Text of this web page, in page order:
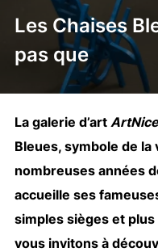
Les Chaises
pas que
La galerie d’art
Bleues, symbole de la
nombreuses années
accueille ses
simples sièges et
vous invitons à